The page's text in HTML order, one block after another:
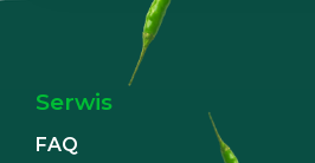
Serwis
FAQ